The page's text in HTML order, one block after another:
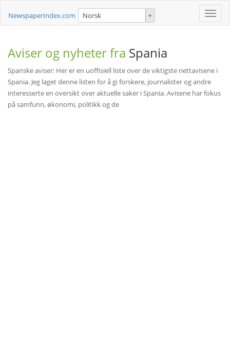
Toggle
NewspaperIndex.com Norsk
Aviser og nyheter fra Spania
Spanske aviser: Her er en uoffisiell liste over de viktigste nettavisene i
Spania. Jeg laget denne listen for å gi forskere, journalister og andre
interesserte en oversikt over aktuelle saker i Spania. Avisene har fokus
på samfunn, økonomi, politikk og de